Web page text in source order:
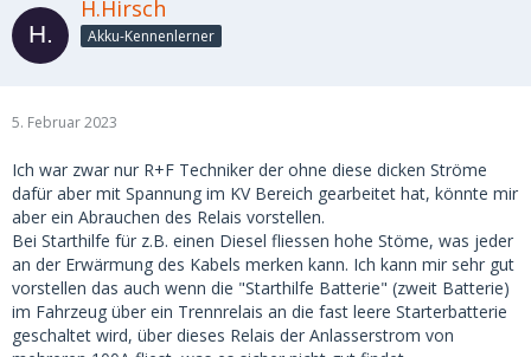
H.Hirsch
Akku-Kennenlerner
5. Februar 2023
Ich war zwar nur R+F Techniker der ohne diese dicken Ströme
dafür aber mit Spannung im KV Bereich gearbeitet hat, könnte mir
aber ein Abrauchen des Relais vorstellen.
Bei Starthilfe für z.B. einen Diesel fliessen hohe Stöme, was jeder
an der Erwärmung des Kabels merken kann. Ich kann mir sehr gut
vorstellen das auch wenn die "Starthilfe Batterie" (zweit Batterie)
im Fahrzeug über ein Trennrelais an die fast leere Starterbatterie
geschaltet wird, über dieses Relais der Anlasserstrom von